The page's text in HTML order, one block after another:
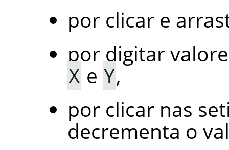
por clicar e
por digitar
X e Y,
por clicar nas
decrementa o